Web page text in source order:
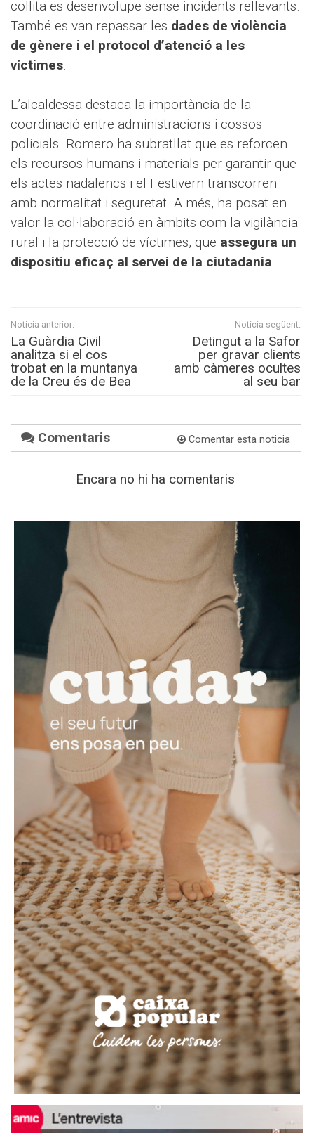
collita es desenvolupe sense incidents rellevants.
També es van repassar les dades de violència
de gènere i el protocol d’atenció a les
víctimes.
L’alcaldessa destaca la importància de la
coordinació entre administracions i cossos
policials. Romero ha subratllat que es reforcen
els recursos humans i materials per garantir que
els actes nadalencs i el Festivern transcorren
amb normalitat i seguretat. A més, ha posat en
valor la col·laboració en àmbits com la vigilància
rural i la protecció de víctimes, que assegura un
dispositiu eficaç al servei de la ciutadania.
Notícia anterior:
La Guàrdia Civil
analitza si el cos
trobat en la muntanya
de la Creu és de Bea
Notícia següent:
Detingut a la Safor
per gravar clients
amb càmeres ocultes
al seu bar
Comentaris Comentar esta noticia
Encara no hi ha comentaris